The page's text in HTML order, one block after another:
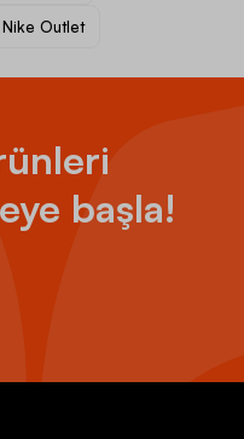
Nike Outlet
başla!